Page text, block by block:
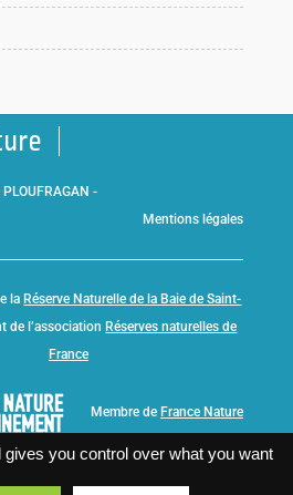
-
Mentions légales
laRéserve Naturelle de la Baie de Saint-
de l’associationRéserves naturelles de
France
Membre de France Nature
you control over what you want